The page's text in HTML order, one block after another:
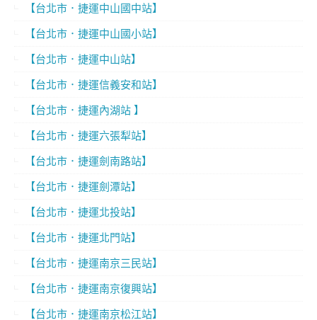
【台北市．捷運中山國中站】
【台北市．捷運中山國小站】
【台北市．捷運中山站】
【台北市．捷運信義安和站】
【台北市．捷運內湖站 】
【台北市．捷運六張犁站】
【台北市．捷運劍南路站】
【台北市．捷運劍潭站】
【台北市．捷運北投站】
【台北市．捷運北門站】
【台北市．捷運南京三民站】
【台北市．捷運南京復興站】
【台北市．捷運南京松江站】